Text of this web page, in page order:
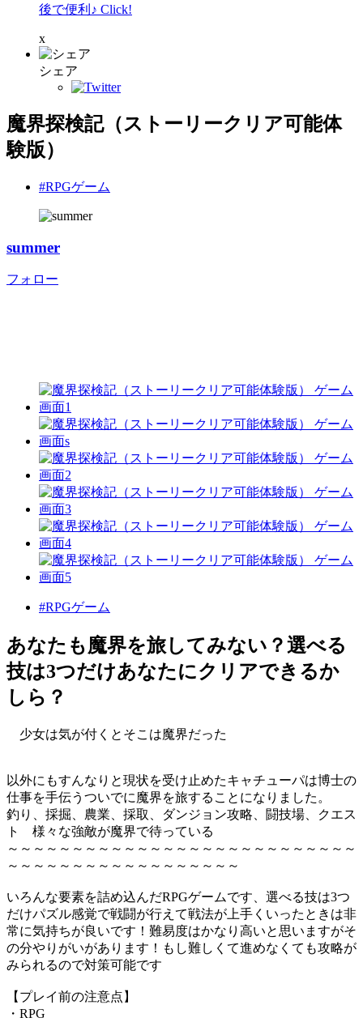
後で便利♪ Click!
x
シェア
魔界探検記（ストーリークリア可能体
験版）
#RPGゲーム
summer
フォロー
#RPGゲーム
あなたも魔界を旅してみない？選べる
技は3つだけあなたにクリアできるか
しら？
少女は気が付くとそこは魔界だった
以外にもすんなりと現状を受け止めたキャチューパは博士の
仕事を手伝うついでに魔界を旅することになりました。
釣り、採掘、農業、採取、ダンジョン攻略、闘技場、クエス
ト 様々な強敵が魔界で待っている
～～～～～～～～～～～～～～～～～～～～～～～～～～～
～～～～～～～～～～～～～～～～～～
いろんな要素を詰め込んだRPGゲームです、選べる技は3つ
だけパズル感覚で戦闘が行えて戦法が上手くいったときは非
常に気持ちが良いです！難易度はかなり高いと思いますがそ
の分やりがいがあります！もし難しくて進めなくても攻略が
みられるので対策可能です
【プレイ前の注意点】
・RPG